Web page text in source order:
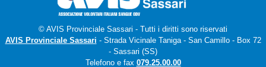
© AVIS Provinciale Sassari - Tutti i diritti sono riservati
AVIS Provinciale Sassari - Strada Vicinale Taniga - San Camillo - Box 72
- Sassari (SS)
Telefono e fax 079.25.00.00